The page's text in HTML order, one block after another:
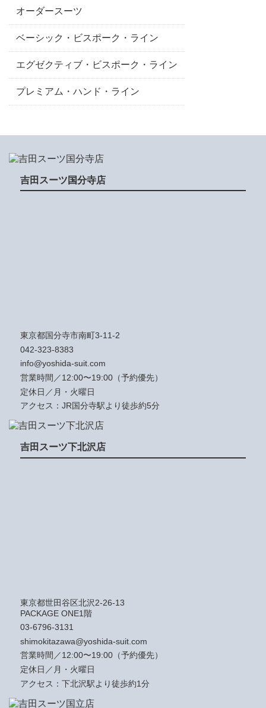
オーダースーツ
ベーシック・ビスポーク・ライン
エグゼクティブ・ビスポーク・ライン
プレミアム・ハンド・ライン
吉田スーツ国分寺店
東京都国分寺市南町3-11-2
042-323-8383
info@yoshida-suit.com
営業時間／12:00〜19:00（予約優先）
定休日／月・火曜日
アクセス：JR国分寺駅より徒歩約5分
吉田スーツ下北沢店
東京都世田谷区北沢2-26-13
PACKAGE ONE1階
03-6796-3131
shimokitazawa@yoshida-suit.com
営業時間／12:00〜19:00（予約優先）
定休日／月・火曜日
アクセス：下北沢駅より徒歩約1分